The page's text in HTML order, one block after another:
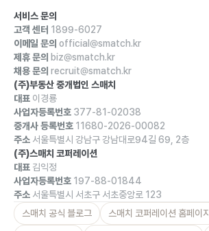
서비스 문의
고객 센터 1899-6027
이메일 문의 official@smatch.kr
제휴 문의 biz@smatch.kr
채용 문의 recruit@smatch.kr
(주)부동산 중개법인 스매치
대표 이경룡
사업자등록번호 377-81-02038
중개사 등록번호 11680-2026-00082
주소 서울특별시 강남구 강남대로94길 69, 2층
(주)스매치 코퍼레이션
대표 김익정
사업자등록번호 197-88-01844
주소 서울특별시 서초구 서초중앙로 123
스매치 공식 블로그
스매치 코퍼레이션 홈페이지